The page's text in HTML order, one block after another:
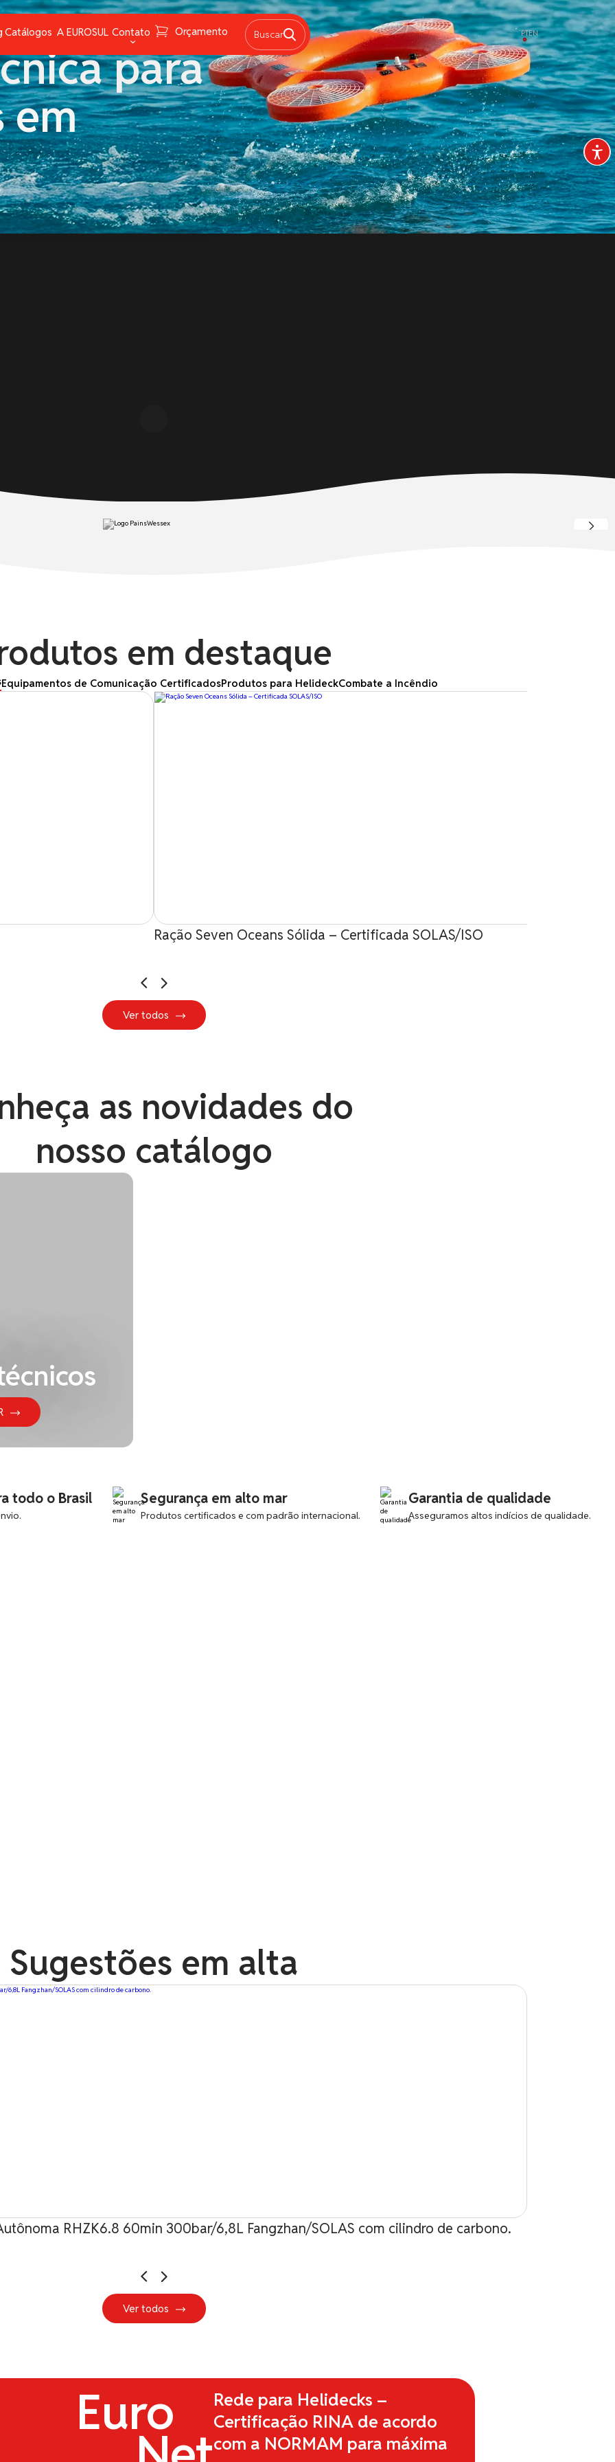
e lanternas
Química e instrumentos de medição
Catálogos A EUROSUL Contato
Fale Conosco
FAQ
Trabalhe conosco
Canal de Denúncias
Orçamento Buscar PTEN
A DISTÂNCIA
para
em
em destaque
Equipamentos de Comunicação CertificadosProdutos para HelideckCombate a Incêndio
Ração Seven Oceans Sólida – Certificada SOLAS/ISO
Ver todos
as novidades do
nosso catálogo
todo o Brasil Segurança em alto mar
Produtos certificados e com padrão internacional.
Garantia de qualidade
Asseguramos altos indícios de qualidade.
Sugestões em alta
RHZK6.8 60min 300bar/6,8L Fangzhan/SOLAS com cilindro de carbono.
Ver todos
Euro
Rede para Helidecks –
Certificação RINA de acordo
com a NORMAM para máxima